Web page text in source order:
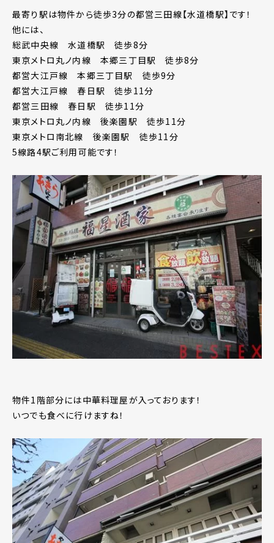
最寄り駅は物件から徒歩3分の都営三田線【水道橋駅】です！
他には、
総武中央線 水道橋駅 徒歩8分
東京メトロ丸ノ内線 本郷三丁目駅 徒歩8分
都営大江戸線 本郷三丁目駅 徒歩9分
都営大江戸線 春日駅 徒歩11分
都営三田線 春日駅 徒歩11分
東京メトロ丸ノ内線 後楽園駅 徒歩11分
東京メトロ南北線 後楽園駅 徒歩11分
5線路4駅ご利用可能です！
物件1階部分には中華料理屋が入っております！
いつでも食べに行けますね！